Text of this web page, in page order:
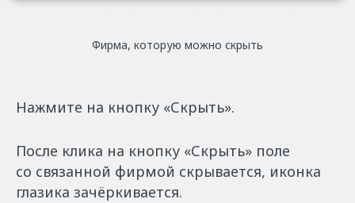
Фирма, которую можно скрыть
Нажмите на кнопку «Скрыть».
После клика на кнопку «Скрыть» поле
со связанной фирмой скрывается, иконка
глазика зачёркивается.